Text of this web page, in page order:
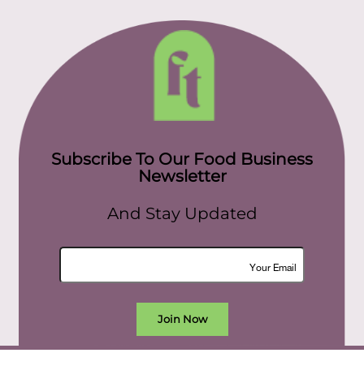
Subscribe To Our Food Business
Newsletter
And Stay Updated
Join Now